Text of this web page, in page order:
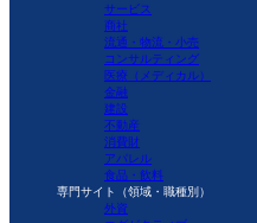
サービス
商社
流通・物流・小売
コンサルティング
医療（メディカル）
金融
建設
不動産
消費財
アパレル
食品・飲料
専門サイト（領域・職種別）
外資